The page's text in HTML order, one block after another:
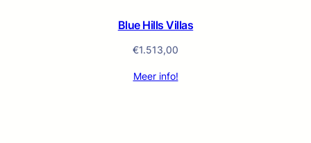
Blue Hills Villas
€1.513,00
Meer info!